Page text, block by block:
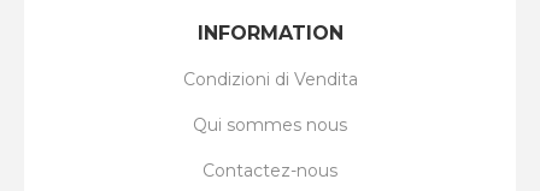
INFORMATION
Condizioni di Vendita
Qui sommes nous
Contactez-nous